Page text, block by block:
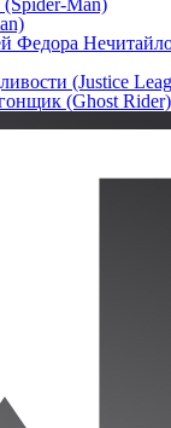
Man)
Федора
(Justice
(Ghost Rider)